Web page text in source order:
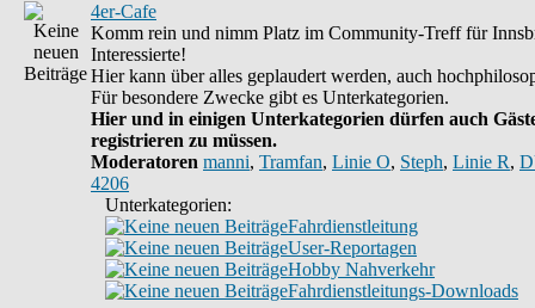
4er-Cafe
Komm rein und nimm Platz im Community-Treff für
Interessierte!
Hier kann über alles geplaudert werden, auch
Für besondere Zwecke gibt es Unterkategorien.
Hier und in einigen Unterkategorien dürfen auch
registrieren zu müssen.
Moderatoren manni, Tramfan, Linie O, Steph, Linie R,
4206
Unterkategorien:
Fahrdienstleitung
User-Reportagen
Hobby Nahverkehr
Fahrdienstleitungs-Downloads